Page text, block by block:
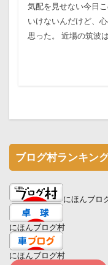
気配を見せない今日
いけないんだけど、
思った。 近場の筑波
ブログ村ランキン
にほんブロ
にほんブログ村
にほんブログ村